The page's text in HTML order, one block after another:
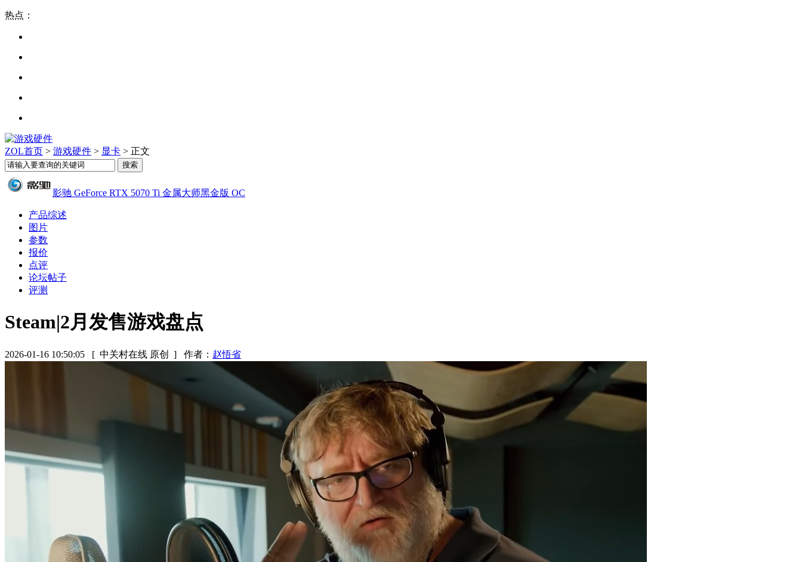
热点：
ZOL首页 > 游戏硬件 > 显卡 > 正文
影驰 GeForce RTX 5070 Ti 金属大师黑金版 OC
产品综述
图片
参数
报价
点评
论坛帖子
评测
Steam|2月发售游戏盘点
2026-01-16 10:50:05 [ 中关村在线 原创 ] 作者： 赵悟省